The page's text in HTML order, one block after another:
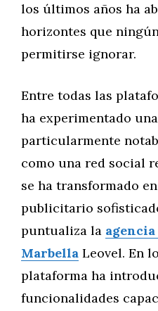
los últimos años ha
horizontes que
permitirse ignorar.
Entre todas las
ha experimentado
particularmente
como una red social
se ha transformado
publicitario
puntualiza la
Marbella Leovel. En
plataforma ha
funcionalidades